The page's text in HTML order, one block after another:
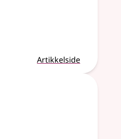
Artikkelside